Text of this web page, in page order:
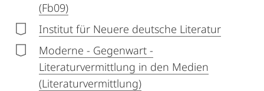
(Fb09)
Institut für Neuere deutsche Literatur
Moderne - Gegenwart -
Literaturvermittlung in den Medien
(Literaturvermittlung)